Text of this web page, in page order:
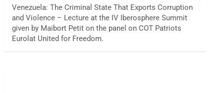
Venezuela: The Criminal State That Exports Corruption
and Violence – Lecture at the IV Iberosphere Summit
given by Maibort Petit on the panel on COT Patriots
Eurolat United for Freedom.